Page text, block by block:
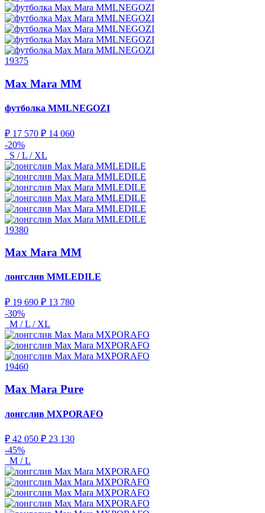
19375
Max Mara MM
футболка MMLNEGOZI
₽ 17 570 ₽ 14 060
-20%
S / L / XL
19380
Max Mara MM
лонгслив MMLEDILE
₽ 19 690 ₽ 13 780
-30%
M / L / XL
19460
Max Mara Pure
лонгслив MXPORAFO
₽ 42 050 ₽ 23 130
-45%
M / L